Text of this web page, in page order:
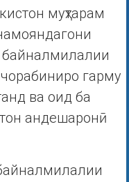
муҳтарам
байналмилалии
гарму
ва оид ба
андешаронӣ